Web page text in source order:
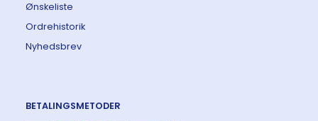
Ønskeliste
Ordrehistorik
Nyhedsbrev
BETALINGSMETODER